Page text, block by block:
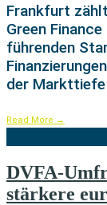
Frankfurt
Green
führenden
der Markttiefe
Read More →
DVFA-
stärkere